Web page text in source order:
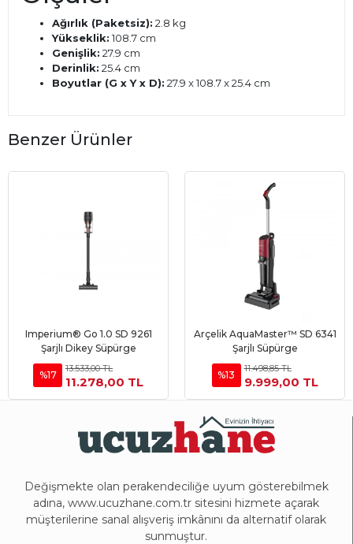
Ağırlık (Paketsiz): 2.8 kg
Yükseklik: 108.7 cm
Genişlik: 27.9 cm
Derinlik: 25.4 cm
Boyutlar (G x Y x D): 27.9 x 108.7 x 25.4 cm
Benzer Ürünler
Sepete Ekle
Imperium® Go 1.0 SD 9261
Şarjlı Dikey Süpürge
%17
13.533,00 TL
11.278,00 TL
Sepete Ekle
Arçelik AquaMaster™ SD 6341
Şarjlı Süpürge
%13
11.498,85 TL
9.999,00 TL
Değişmekte olan perakendeciliğe uyum gösterebilmek
adına, www.ucuzhane.com.tr sitesini hizmete açarak
müşterilerine sanal alışveriş imkânını da alternatif olarak
sunmuştur.